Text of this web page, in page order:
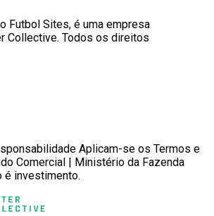
Futbol Sites, é uma empresa
Collective. Todos os direitos
Aplicam-se os Termos e
Comercial | Ministério da Fazenda
é investimento.